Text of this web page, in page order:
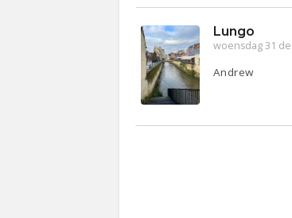
Lungo
woensdag 31
Andrew